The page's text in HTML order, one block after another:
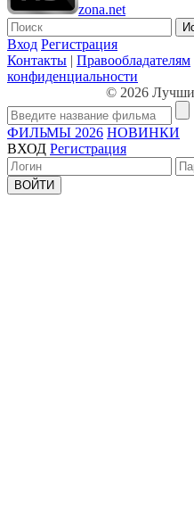
zona.net
Вход Регистрация
Контакты | Правообладателям
конфиденциальности
© 2026
ФИЛЬМЫ 2026 НОВИНКИ
ВХОД Регистрация